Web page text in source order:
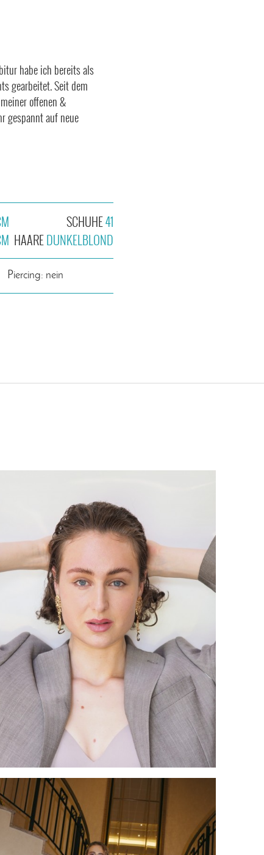
habe ich bereits als
gearbeitet. Seit dem
offenen &
gespannt auf neue
SCHUHE41
HAAREDUNKELBLOND
Piercing: nein